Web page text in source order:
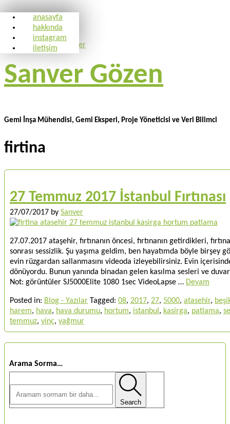
anasayfa
hakkında
instagram
iletişim
Sanver Gözen
Gemi İnşa Mühendisi, Gemi Eksperi, Proje Yöneticisi ve Veri Bilimci
firtina
27 Temmuz 2017 İstanbul Fırtınası
27/07/2017 by Sanver
27.07.2017 ataşehir, fırtınanın öncesi, fırtınanın getirdikleri,
sonrası sessizlik. Şu yaşıma geldim, ben hayatımda böyle birşey
evin rüzgardan sallanmasını videoda izleyebilirsiniz. Evin
dönüyordu. Bunun yanında binadan gelen kasılma sesleri ve
Not: görüntüler SJ5000Elite 1080 1sec VideoLapse … Devam
Posted in: Blog - Yazılar Tagged: 08, 2017, 27, 5000, atasehir,
harem, hava, hava durumu, hortum, istanbul , kasirga, patlama,
temmuz, vinç, yağmur
Arama Sorma…
Search